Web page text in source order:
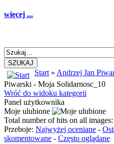
więcej ...
SZUKAJ
Start » Andrzej Jan
Piwarski - Moja Solidarnosc_10
Wróć do widoku kategorii
Panel użytkownika
Moje ulubione
Total number of hits on all
Przeboje: Najwyżej oceniane -
skomentowane - Często oglądane